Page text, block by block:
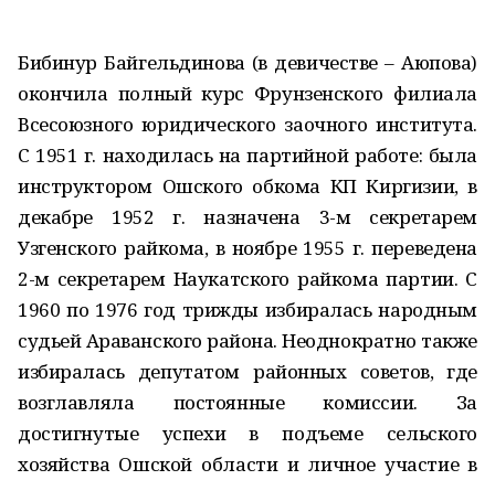
Бибинур Байгельдинова (в девичестве – Аюпова)
окончила полный курс Фрунзенского филиала
Всесоюзного юридического заочного института.
С 1951 г. находилась на партийной работе: была
инструктором Ошского обкома КП Киргизии, в
декабре 1952 г. назначена 3-м секретарем
Узгенского райкома, в ноябре 1955 г. переведена
2-м секретарем Наукатского райкома партии. С
1960 по 1976 год трижды избиралась народным
судьей Араванского района. Неоднократно также
избиралась депутатом районных советов, где
возглавляла постоянные комиссии. За
достигнутые успехи в подъеме сельского
хозяйства Ошской области и личное участие в